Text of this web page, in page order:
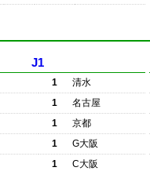
J1
1
清水
1
名古屋
1
京都
1
G大阪
1
C大阪